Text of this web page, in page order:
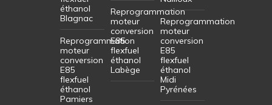
éthanol
Blagnac
Reprogrammation
moteur
conversion
E85
flexfuel
éthanol
Pamiers
Reprogrammation
moteur
conversion
E85
flexfuel
éthanol
Labège
Reprogrammation
moteur
conversion
E85
flexfuel
éthanol
Midi
Pyrénées